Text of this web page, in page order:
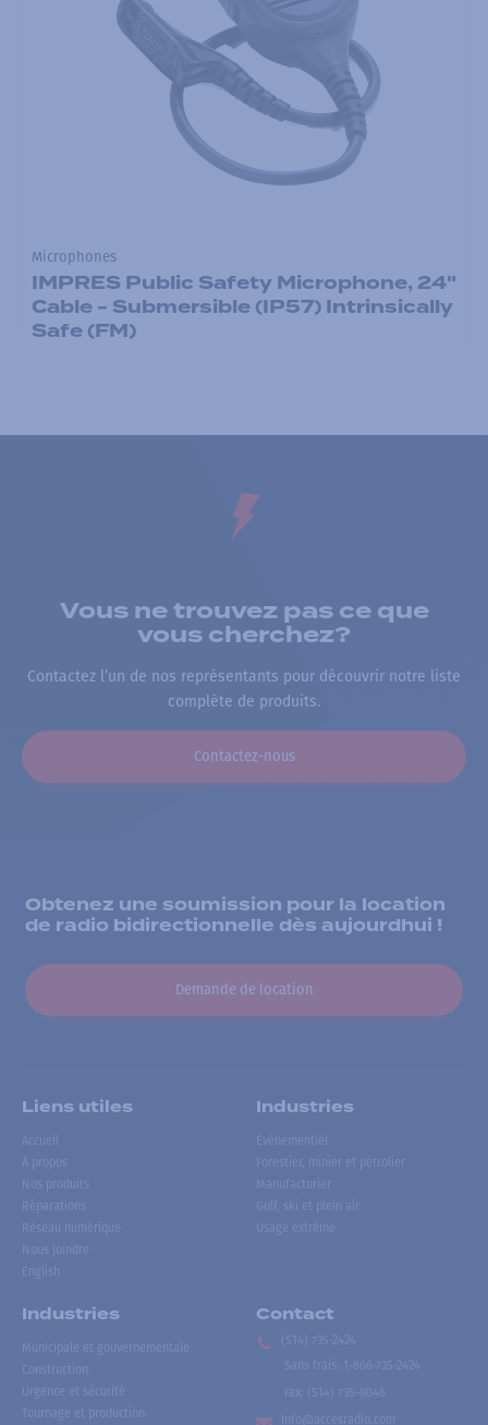
Microphones
IMPRES Public Safety Microphone, 24"
Cable - Submersible (IP57) Intrinsically
Safe (FM)
Vous ne trouvez pas ce que
vous cherchez?
Contactez l’un de nos représentants pour découvrir notre liste
complète de produits.
Contactez-nous
Obtenez une soumission pour la location
de radio bidirectionnelle dès aujourdhui !
Demande de location
Liens utiles
Accueil
À propos
Nos produits
Réparations
Réseau numérique
Nous joindre
English
Industries
Événementiel
Forestier, minier et pétrolier
Manufacturier
Golf, ski et plein air
Usage extrême
Industries
Municipale et gouvernementale
Construction
Urgence et sécurité
Tournage et production
Contact
(514) 735-2424
Sans frais
1-866-735-2424
Fax:
(514) 735-8046
info@accesradio.com